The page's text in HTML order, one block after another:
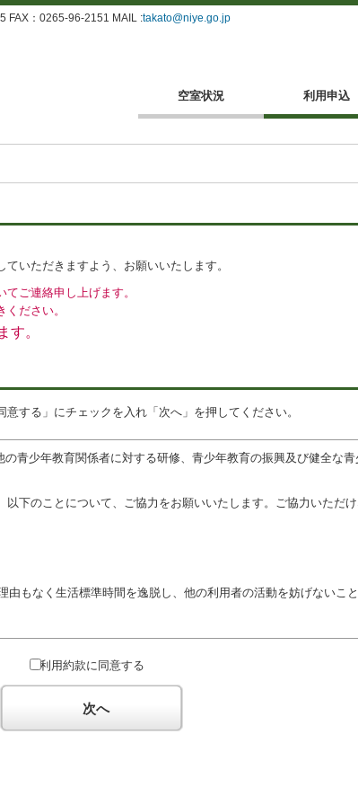
：0265-96-2151 MAIL :takato@niye.go.jp
空室状況 利用申込
いただきますよう、お願いいたします。
ご連絡申し上げます。
ださい。
す。
する」にチェックを入れ「次へ」を押してください。
青少年教育関係者に対する研修、青少年教育の振興及び健全な
下のことについて、ご協力をお願いいたします。ご協力いただ
由もなく生活標準時間を逸脱し、他の利用者の活動を妨げないこ
の他の政治的活動を目的とした利用
の他の宗教的活動を目的とした利用(団体が施設内及び施設を利用
活動等)
とともに、他の利用団体の迷惑とならないようご協力ください。
利用約款に同意する
次へ